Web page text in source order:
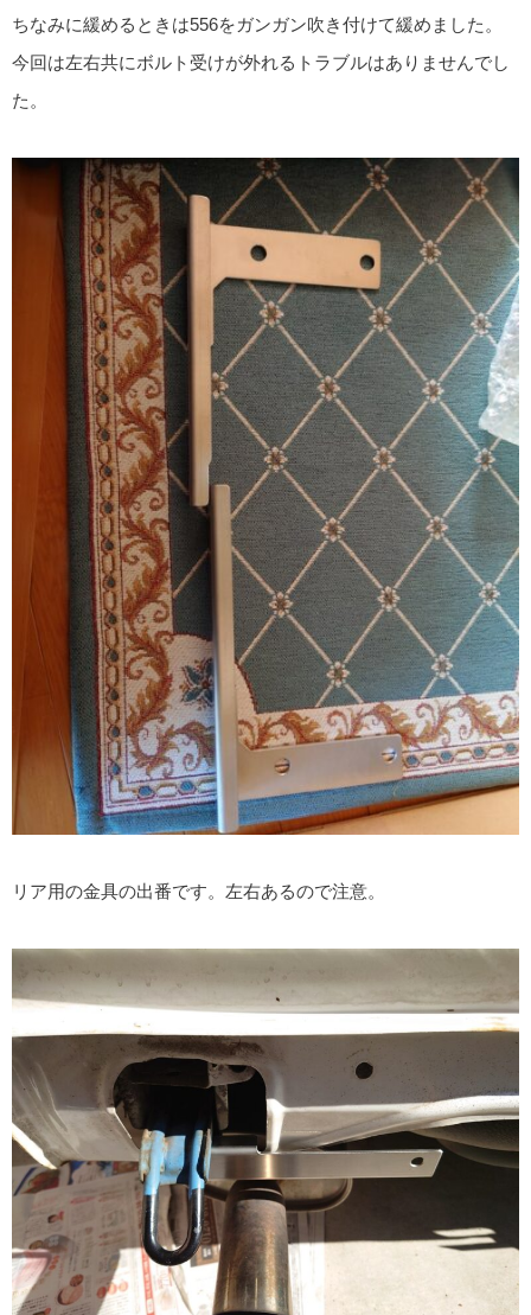
ちなみに緩めるときは556をガンガン吹き付けて緩めました。
今回は左右共にボルト受けが外れるトラブルはありませんでし
た。
リア用の金具の出番です。左右あるので注意。